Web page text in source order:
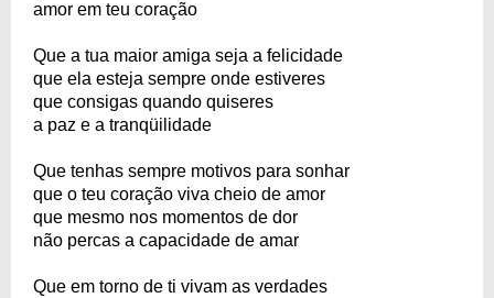
amor em teu coração
Que a tua maior amiga seja a felicidade
que ela esteja sempre onde estiveres
que consigas quando quiseres
a paz e a tranqüilidade
Que tenhas sempre motivos para sonhar
que o teu coração viva cheio de amor
que mesmo nos momentos de dor
não percas a capacidade de amar
Que em torno de ti vivam as verdades